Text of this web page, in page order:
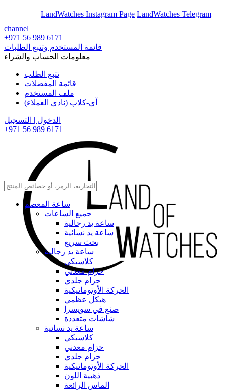
LandWatches Instagram Page LandWatches Telegram
channel
+971 56 989 6171
قائمة المستخدم وتتبع الطلبات
معلومات الحساب والشراء
تتبع الطلب
قائمة المفضلات
ملف المستخدم
آي-كلاب (نادي العملاء)
الدخول | التسجيل
+971 56 989 6171
ساعة المعصم
جميع الساعات
ساعة يد رجالية
ساعة يد نسائية
بحث سريع
ساعة يد رجالية
كلاسيكي
حزام معدني
حزام جلدي
الحركة الأوتوماتيكية
هيكل عظمي
صنع في سويسرا
شاشات متعددة
ساعة يد نسائية
كلاسيكي
حزام معدني
حزام جلدي
الحركة الأوتوماتيكية
ذهبية اللون
الماس الرائعة